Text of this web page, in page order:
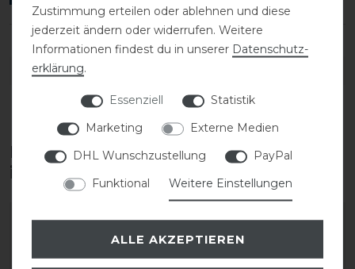
DETAILS ZUR PRODUKTSICHERHEIT
Diese Produkte könnten dich auch
interessieren
Zustimmung erteilen oder ablehnen und diese
jederzeit ändern oder widerrufen. Weitere
Informationen findest du in unserer Daten­schutz­
erklärung.
Essenziell
Statistik
Marketing
Externe Medien
DHL Wunschzustellung
PayPal
Funktional
Weitere Einstellungen
ALLE AKZEPTIEREN